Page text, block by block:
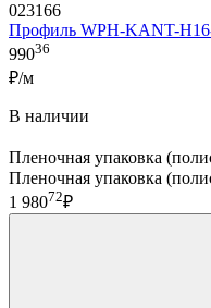
023166
Профиль WPH-KANT-
99036
₽/м
В наличии
Пленочная упаковка
Пленочная упаковка
1 98072₽